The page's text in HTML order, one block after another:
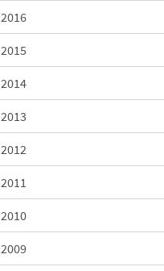
2016
2015
2014
2013
2012
2011
2010
2009